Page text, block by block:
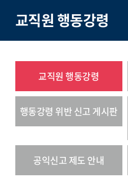
교직원 행동강령
교직원 행동강령
행동강령 위반 신고 게시판
공익신고 제도 안내